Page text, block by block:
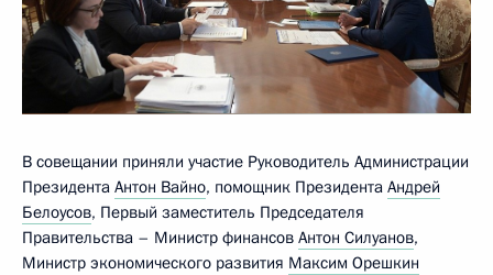
В совещании приняли участие Руководитель Администрации
Президента Антон Вайно, помощник Президента Андрей
Белоусов, Первый заместитель Председателя
Правительства – Министр финансов Антон Силуанов,
Министр экономического развития Максим Орешкин